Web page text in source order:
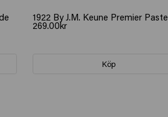
1922 By J.M. Keune Premier Paste
269.00kr
Köp